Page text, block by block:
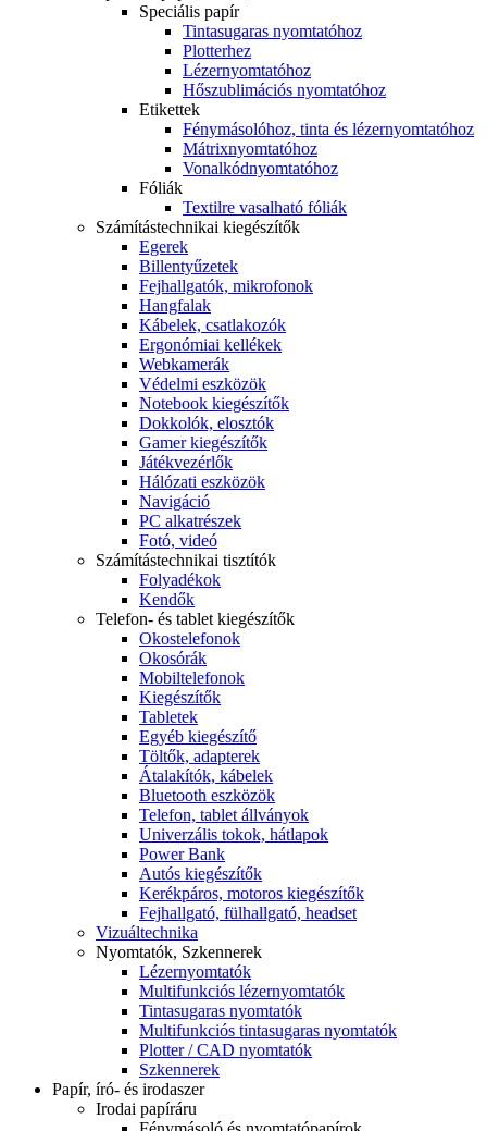
Speciális papír
Tintasugaras nyomtatóhoz
Plotterhez
Lézernyomtatóhoz
Hőszublimációs nyomtatóhoz
Etikettek
Fénymásolóhoz, tinta és lézernyomtatóhoz
Mátrixnyomtatóhoz
Vonalkódnyomtatóhoz
Fóliák
Textilre vasalható fóliák
Számítástechnikai kiegészítők
Egerek
Billentyűzetek
Fejhallgatók, mikrofonok
Hangfalak
Kábelek, csatlakozók
Ergonómiai kellékek
Webkamerák
Védelmi eszközök
Notebook kiegészítők
Dokkolók, elosztók
Gamer kiegészítők
Játékvezérlők
Hálózati eszközök
Navigáció
PC alkatrészek
Fotó, videó
Számítástechnikai tisztítók
Folyadékok
Kendők
Telefon- és tablet kiegészítők
Okostelefonok
Okosórák
Mobiltelefonok
Kiegészítők
Tabletek
Egyéb kiegészítő
Töltők, adapterek
Átalakítók, kábelek
Bluetooth eszközök
Telefon, tablet állványok
Univerzális tokok, hátlapok
Power Bank
Autós kiegészítők
Kerékpáros, motoros kiegészítők
Fejhallgató, fülhallgató, headset
Vizuáltechnika
Nyomtatók, Szkennerek
Lézernyomtatók
Multifunkciós lézernyomtatók
Tintasugaras nyomtatók
Multifunkciós tintasugaras nyomtatók
Plotter / CAD nyomtatók
Szkennerek
Papír, író- és irodaszer
Irodai papíráru